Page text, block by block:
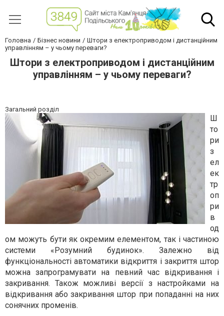
Головна Бізнес новини
Штори з електроприводом і дистанційним
управлінням – у чьому переваги?
Штори з електроприводом і дистанційним
управлінням – у чьому переваги?
Загальний розділ
Ш
то
ри
з
ел
ек
тр
оп
ри
в
од
ом можуть бути як окремим елементом, так і частиною
системи «Розумний будинок». Залежно від
функціональності автоматики відкриття і закриття штор
можна запрограмувати на певний час відкривання і
закривання. Також можливі версії з настройками на
відкривання або закривання штор при попаданні на них
сонячних променів.